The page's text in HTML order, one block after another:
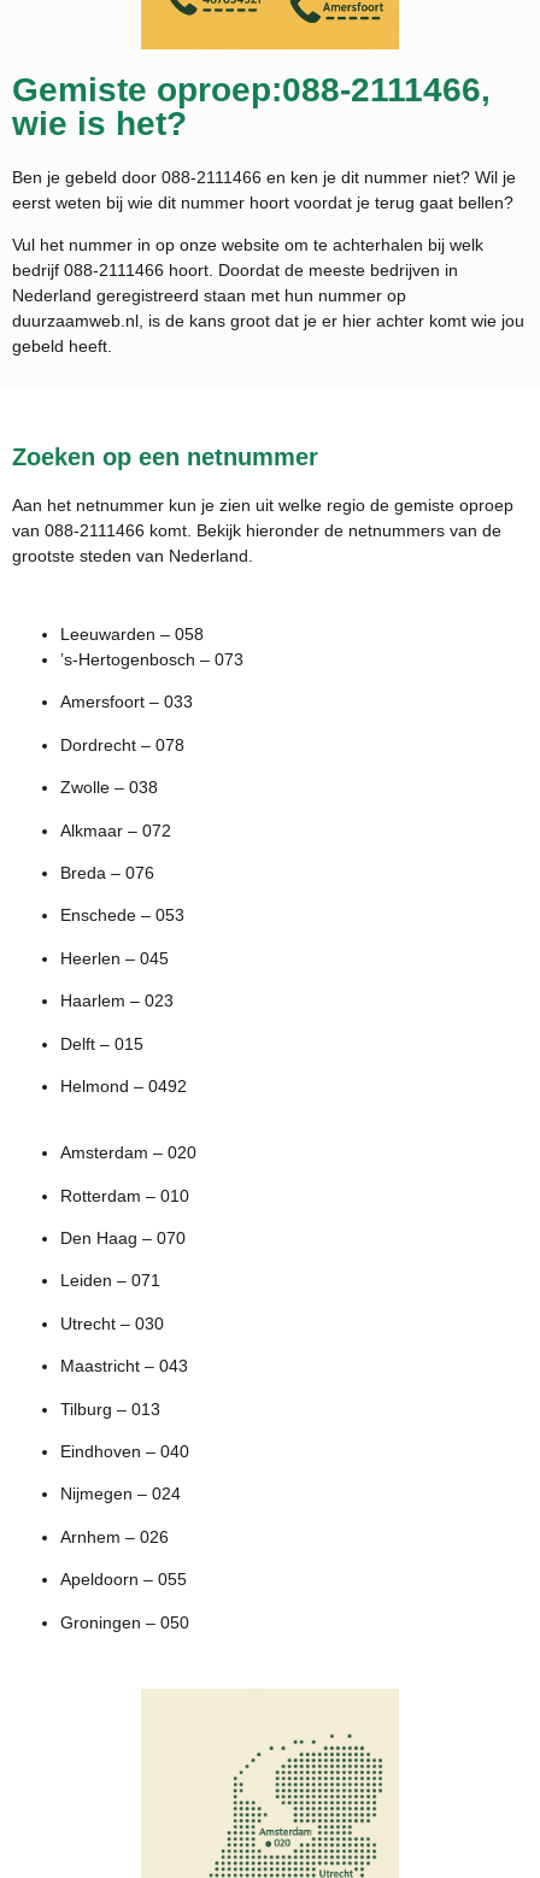
Gemiste oproep:088-2111466,
wie is het?
Ben je gebeld door 088-2111466 en ken je dit nummer niet? Wil je
eerst weten bij wie dit nummer hoort voordat je terug gaat bellen?
Vul het nummer in op onze website om te achterhalen bij welk
bedrijf 088-2111466 hoort. Doordat de meeste bedrijven in
Nederland geregistreerd staan met hun nummer op
duurzaamweb.nl, is de kans groot dat je er hier achter komt wie jou
gebeld heeft.
Zoeken op een netnummer
Aan het netnummer kun je zien uit welke regio de gemiste oproep
van 088-2111466 komt. Bekijk hieronder de netnummers van de
grootste steden van Nederland.
Leeuwarden – 058
’s-Hertogenbosch – 073
Amersfoort – 033
Dordrecht – 078
Zwolle – 038
Alkmaar – 072
Breda – 076
Enschede – 053
Heerlen – 045
Haarlem – 023
Delft – 015
Helmond – 0492
Amsterdam – 020
Rotterdam – 010
Den Haag – 070
Leiden – 071
Utrecht – 030
Maastricht – 043
Tilburg – 013
Eindhoven – 040
Nijmegen – 024
Arnhem – 026
Apeldoorn – 055
Groningen – 050